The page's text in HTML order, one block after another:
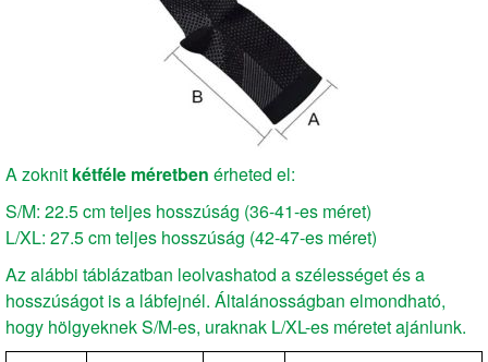
A zoknit kétféle méretben érheted el:
S/M: 22.5 cm teljes hosszúság (36-41-es méret)
L/XL: 27.5 cm teljes hosszúság (42-47-es méret)
Az alábbi táblázatban leolvashatod a szélességet és a
hosszúságot is a lábfejnél. Általánosságban elmondható,
hogy hölgyeknek S/M-es, uraknak L/XL-es méretet ajánlunk.